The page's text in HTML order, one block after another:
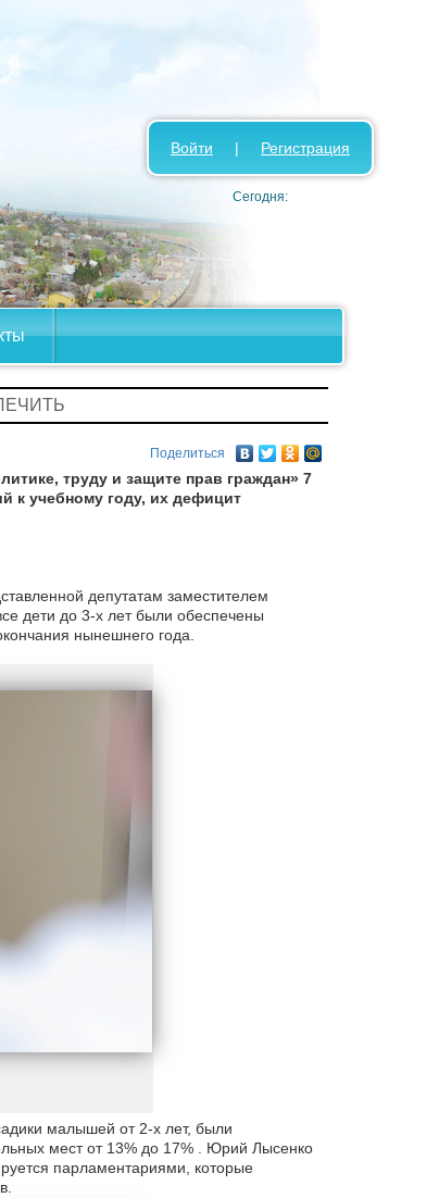
Войти | Регистрация
Сегодня:
Поделиться
труду и защите прав граждан» 7
к учебному году, их дефицит
депутатам заместителем
дети до 3-х лет были обеспечены
нынешнего года.
малышей от 2-х лет, были
мест от 13% до 17% . Юрий Лысенко
парламентариями, которые